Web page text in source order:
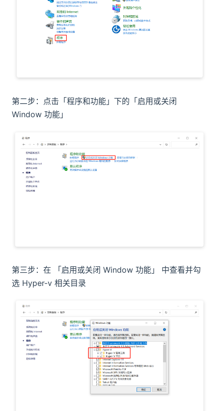
第二步：点击「程序和功能」下的「启用或关闭
Window 功能」
第三步：在 「启用或关闭 Window 功能」 中查看并勾
选 Hyper-v 相关目录